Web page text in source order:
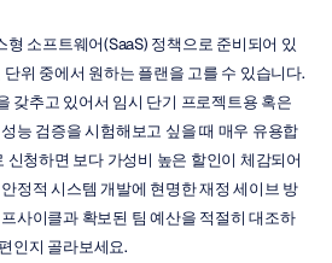
소프트웨어(SaaS) 정책으로 준비되어 있
위 중에서 원하는 플랜을 고를 수 있습니다.
갖추고 있어서 임시 단기 프로젝트용 혹은
능 검증을 시험해보고 싶을 때 매우 유용합
신청하면 보다 가성비 높은 할인이 체감되어
정적 시스템 개발에 현명한 재정 세이브 방
사이클과 확보된 팀 예산을 적절히 대조하
인지 골라보세요.